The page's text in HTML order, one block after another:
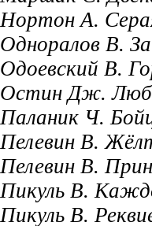
Нортон А.
Одноралов В.
Одоевский В.
Остин Дж.
Паланик Ч.
Пелевин В.
Пелевин В.
Пикуль В.
Пикуль В.